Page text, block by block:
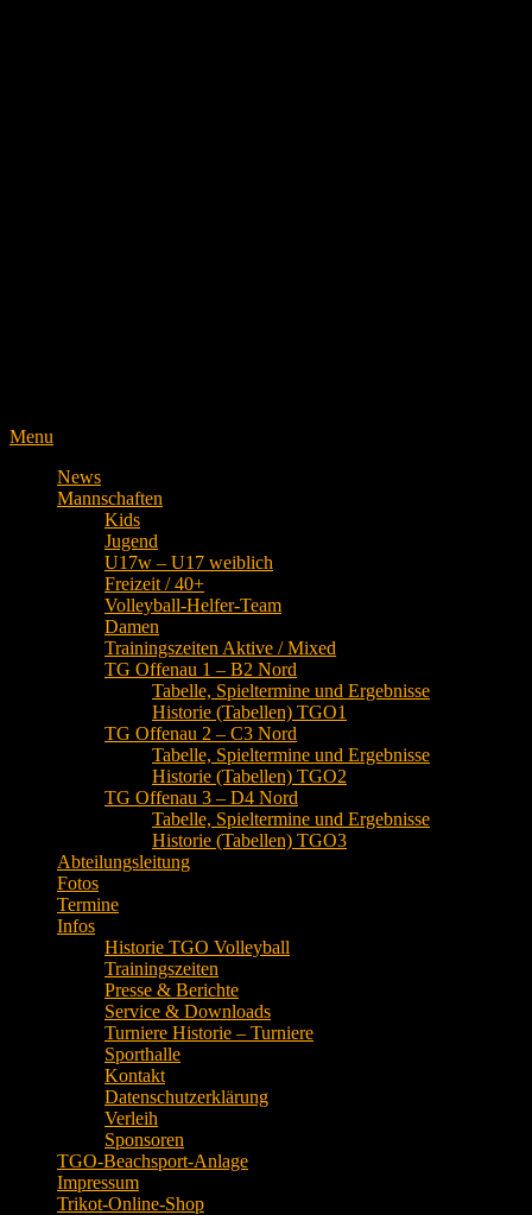
Menu
News
Mannschaften
Kids
Jugend
U17w – U17 weiblich
Freizeit / 40+
Volleyball-Helfer-Team
Damen
Trainingszeiten Aktive / Mixed
TG Offenau 1 – B2 Nord
Tabelle, Spieltermine und Ergebnisse
Historie (Tabellen) TGO1
TG Offenau 2 – C3 Nord
Tabelle, Spieltermine und Ergebnisse
Historie (Tabellen) TGO2
TG Offenau 3 – D4 Nord
Tabelle, Spieltermine und Ergebnisse
Historie (Tabellen) TGO3
Abteilungsleitung
Fotos
Termine
Infos
Historie TGO Volleyball
Trainingszeiten
Presse & Berichte
Service & Downloads
Turniere Historie – Turniere
Sporthalle
Kontakt
Datenschutzerklärung
Verleih
Sponsoren
TGO-Beachsport-Anlage
Impressum
Trikot-Online-Shop